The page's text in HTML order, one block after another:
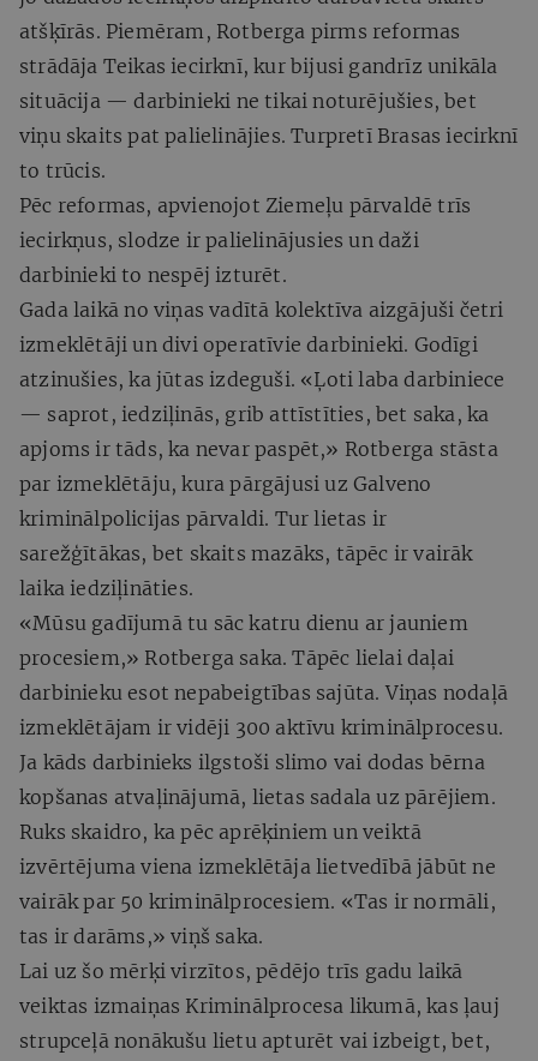
atšķīrās. Piemēram, Rotberga pirms reformas
strādāja Teikas iecirknī, kur bijusi gandrīz unikāla
situācija — darbinieki ne tikai noturējušies, bet
viņu skaits pat palielinājies. Turpretī Brasas iecirknī
to trūcis.
Pēc reformas, apvienojot Ziemeļu pārvaldē trīs
iecirkņus, slodze ir palielinājusies un daži
darbinieki to nespēj izturēt.
Gada laikā no viņas vadītā kolektīva aizgājuši četri
izmeklētāji un divi operatīvie darbinieki. Godīgi
atzinušies, ka jūtas izdeguši. «Ļoti laba darbiniece
— saprot, iedziļinās, grib attīstīties, bet saka, ka
apjoms ir tāds, ka nevar paspēt,» Rotberga stāsta
par izmeklētāju, kura pārgājusi uz Galveno
kriminālpolicijas pārvaldi. Tur lietas ir
sarežģītākas, bet skaits mazāks, tāpēc ir vairāk
laika iedziļināties.
«Mūsu gadījumā tu sāc katru dienu ar jauniem
procesiem,» Rotberga saka. Tāpēc lielai daļai
darbinieku esot nepabeigtības sajūta. Viņas nodaļā
izmeklētājam ir vidēji 300 aktīvu kriminālprocesu.
Ja kāds darbinieks ilgstoši slimo vai dodas bērna
kopšanas atvaļinājumā, lietas sadala uz pārējiem.
Ruks skaidro, ka pēc aprēķiniem un veiktā
izvērtējuma viena izmeklētāja lietvedībā jābūt ne
vairāk par 50 kriminālprocesiem. «Tas ir normāli,
tas ir darāms,» viņš saka.
Lai uz šo mērķi virzītos, pēdējo trīs gadu laikā
veiktas izmaiņas Kriminālprocesa likumā, kas ļauj
strupceļā nonākušu lietu apturēt vai izbeigt, bet,